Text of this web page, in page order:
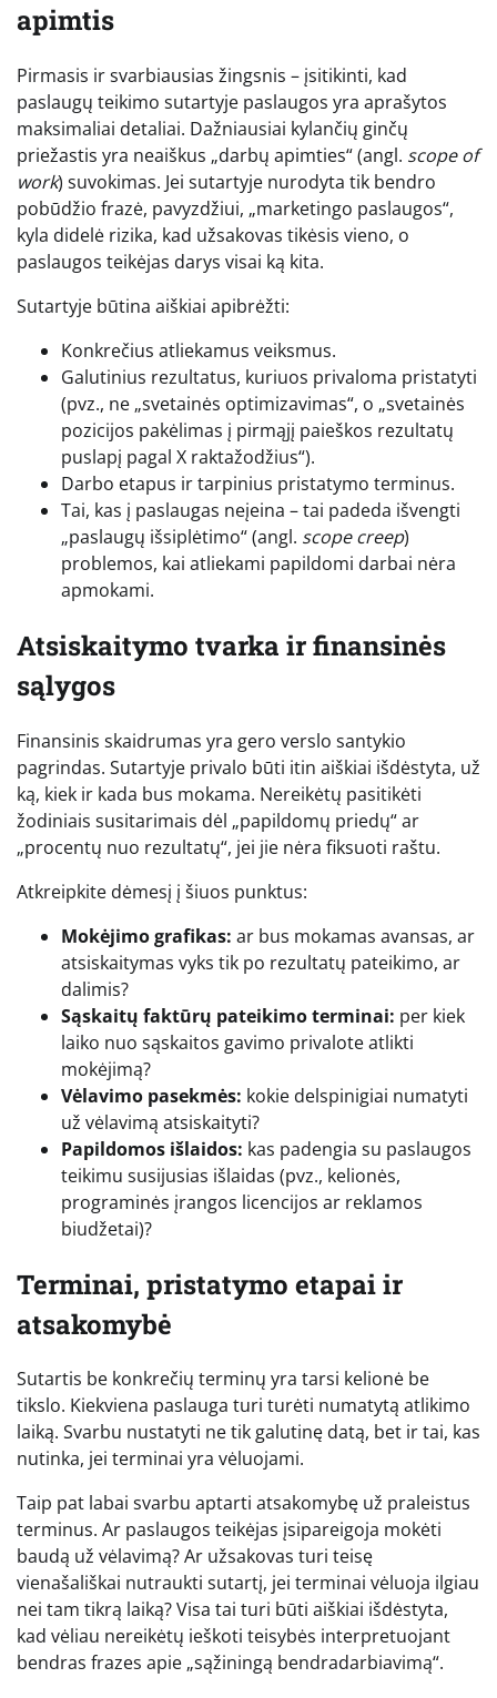
apimtis
Pirmasis ir svarbiausias žingsnis – įsitikinti, kad
paslaugų teikimo sutartyje paslaugos yra aprašytos
maksimaliai detaliai. Dažniausiai kylančių ginčų
priežastis yra neaiškus „darbų apimties“ (angl. scope of
work) suvokimas. Jei sutartyje nurodyta tik bendro
pobūdžio frazė, pavyzdžiui, „marketingo paslaugos“,
kyla didelė rizika, kad užsakovas tikėsis vieno, o
paslaugos teikėjas darys visai ką kita.
Sutartyje būtina aiškiai apibrėžti:
Konkrečius atliekamus veiksmus.
Galutinius rezultatus, kuriuos privaloma pristatyti
(pvz., ne „svetainės optimizavimas“, o „svetainės
pozicijos pakėlimas į pirmąjį paieškos rezultatų
puslapį pagal X raktažodžius“).
Darbo etapus ir tarpinius pristatymo terminus.
Tai, kas į paslaugas neįeina – tai padeda išvengti
„paslaugų išsiplėtimo“ (angl. scope creep)
problemos, kai atliekami papildomi darbai nėra
apmokami.
Atsiskaitymo tvarka ir finansinės
sąlygos
Finansinis skaidrumas yra gero verslo santykio
pagrindas. Sutartyje privalo būti itin aiškiai išdėstyta, už
ką, kiek ir kada bus mokama. Nereikėtų pasitikėti
žodiniais susitarimais dėl „papildomų priedų“ ar
„procentų nuo rezultatų“, jei jie nėra fiksuoti raštu.
Atkreipkite dėmesį į šiuos punktus:
Mokėjimo grafikas: ar bus mokamas avansas, ar
atsiskaitymas vyks tik po rezultatų pateikimo, ar
dalimis?
Sąskaitų faktūrų pateikimo terminai: per kiek
laiko nuo sąskaitos gavimo privalote atlikti
mokėjimą?
Vėlavimo pasekmės: kokie delspinigiai numatyti
už vėlavimą atsiskaityti?
Papildomos išlaidos: kas padengia su paslaugos
teikimu susijusias išlaidas (pvz., kelionės,
programinės įrangos licencijos ar reklamos
biudžetai)?
Terminai, pristatymo etapai ir
atsakomybė
Sutartis be konkrečių terminų yra tarsi kelionė be
tikslo. Kiekviena paslauga turi turėti numatytą atlikimo
laiką. Svarbu nustatyti ne tik galutinę datą, bet ir tai, kas
nutinka, jei terminai yra vėluojami.
Taip pat labai svarbu aptarti atsakomybę už praleistus
terminus. Ar paslaugos teikėjas įsipareigoja mokėti
baudą už vėlavimą? Ar užsakovas turi teisę
vienašališkai nutraukti sutartį, jei terminai vėluoja ilgiau
nei tam tikrą laiką? Visa tai turi būti aiškiai išdėstyta,
kad vėliau nereikėtų ieškoti teisybės interpretuojant
bendras frazes apie „sąžiningą bendradarbiavimą“.